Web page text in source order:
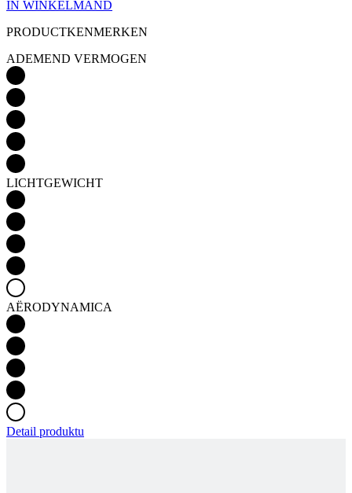
IN WINKELMAND
PRODUCTKENMERKEN
ADEMEND VERMOGEN
LICHTGEWICHT
AËRODYNAMICA
Detail produktu